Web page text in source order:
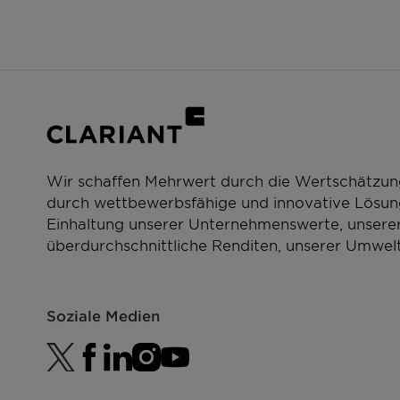
Wir schaffen Mehrwert durch die
durch wettbewerbsfähige und innovative
Einhaltung unserer Unternehmenswerte,
überdurchschnittliche Renditen, unserer
Soziale Medien